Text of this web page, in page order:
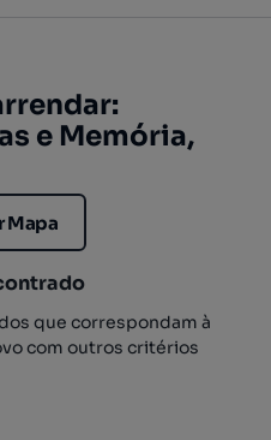
e Memória,
Mapa
que correspondam à
com outros critérios